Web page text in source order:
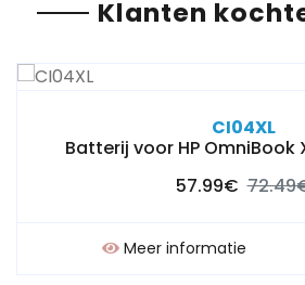
Klanten
CI04XL
Batterij voor HP OmniBook
57.99€
Meer informatie